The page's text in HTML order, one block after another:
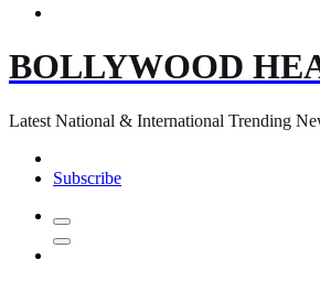
BOLLYWOOD
Latest National & International Trending
Subscribe